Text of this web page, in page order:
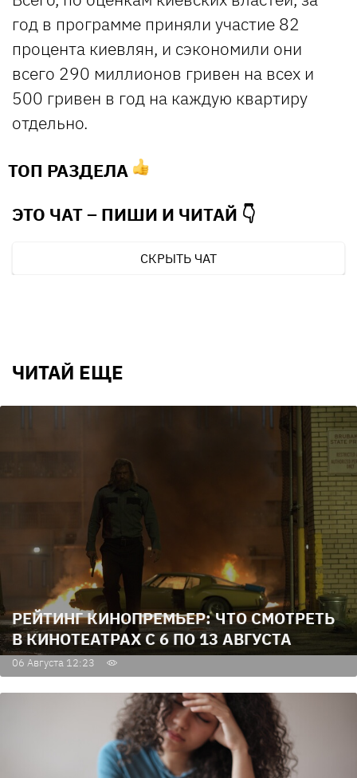
год в программе приняли участие 82
процента киевлян, и сэкономили они
всего 290 миллионов гривен на всех и
500 гривен в год на каждую квартиру
отдельно.
ТОП РАЗДЕЛА
ЭТО ЧАТ – ПИШИ И ЧИТАЙ 👇
СКРЫТЬ ЧАТ
ЧИТАЙ ЕЩЕ
РЕЙТИНГ КИНОПРЕМЬЕР: ЧТО СМОТРЕТЬ
В КИНОТЕАТРАХ С 6 ПО 13 АВГУСТА
06 Августа 12:23